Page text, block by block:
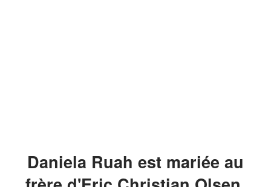
Daniela Ruah est mariée au